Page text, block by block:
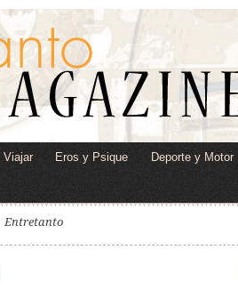
Viajar Eros y Psique Deporte y Motor
Entretanto